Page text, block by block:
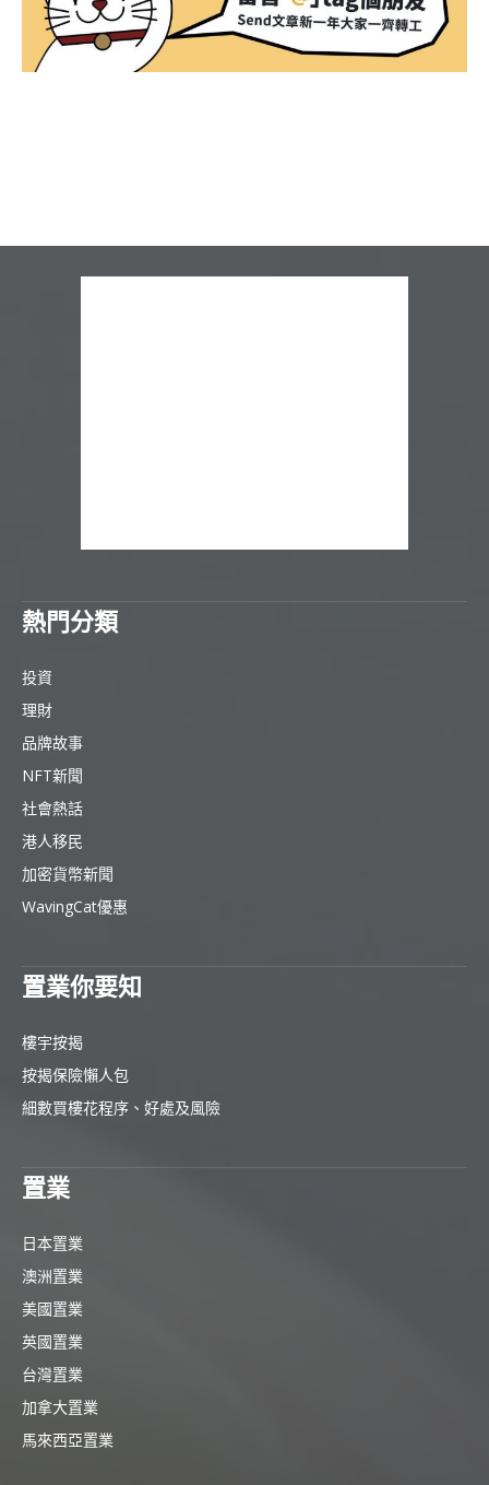
熱門分類
投資
理財
品牌故事
NFT新聞
社會熱話
港人移民
加密貨幣新聞
WavingCat優惠
置業你要知
樓宇按揭
按揭保險懶人包
細數買樓花程序、好處及風險
置業
日本置業
澳洲置業
美國置業
英國置業
台灣置業
加拿大置業
馬來西亞置業